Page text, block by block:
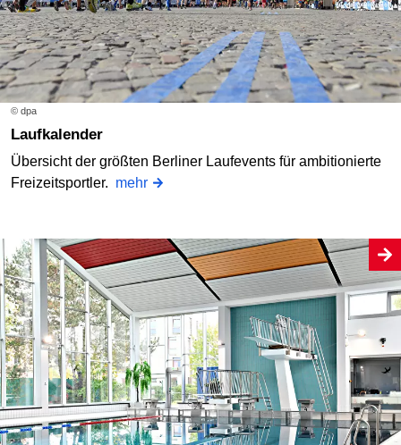
© dpa
Laufkalender
Übersicht der größten Berliner Laufevents für ambitionierte
Freizeitsportler. mehr